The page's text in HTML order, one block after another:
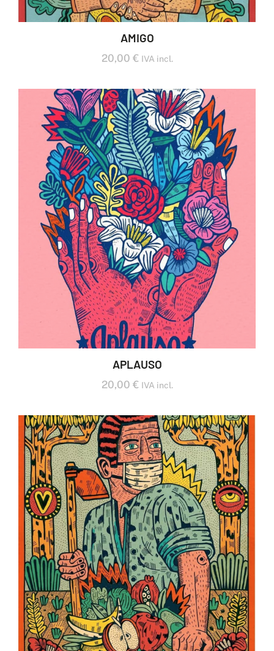
AMIGO
20,00 € IVA incl.
APLAUSO
20,00 € IVA incl.